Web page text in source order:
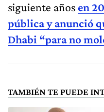
siguiente años en
pública y anunció
Dhabi “para no
TAMBIÉN TE PUEDE